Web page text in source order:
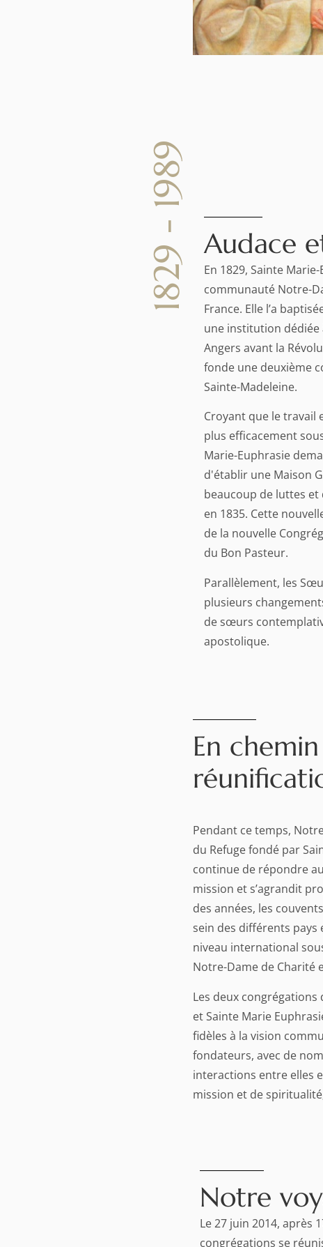
1829 - 1989 Audace
En 1829, Sainte
communauté Notre-
France. Elle l’a
une institution
Angers avant la
fonde une deuxième
Sainte-Madeleine.
Croyant que le travail
plus efficacement
Marie-Euphrasie
d'établir une Maison
beaucoup de luttes
en 1835. Cette
de la nouvelle
du Bon Pasteur.
Parallèlement, les
plusieurs
de sœurs
apostolique.
En
Pendant ce temps,
du Refuge fondé par
continue de répondre
mission et s’agrandit
des années, les
sein des différents pays
niveau international
Notre-Dame de Charité
Les deux congrégations
et Sainte Marie
fidèles à la vision
fondateurs, avec de
interactions entre elles
mission et de
Notre
Le 27 juin 2014, après
congrégations se